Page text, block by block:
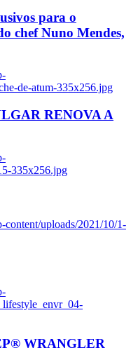
para o
chef Nuno Mendes,
de-atum-335x256.jpg
RENOVA A
335x256.jpg
uploads/2021/10/1-
WRANGLER